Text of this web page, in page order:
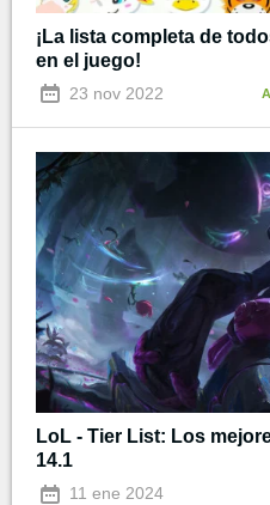
¡La lista completa de
en el juego!
23 nov 2022
LoL - Tier List: Los
14.1
11 ene 2024